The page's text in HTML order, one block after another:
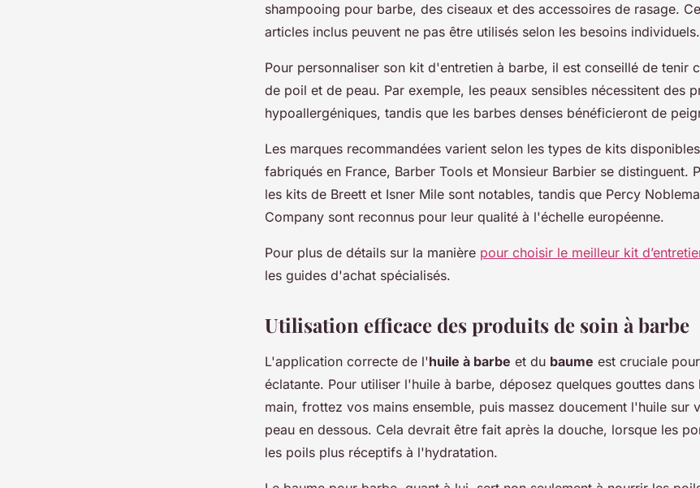
shampooing pour barbe, des ciseaux et des accessoires de rasage.
articles inclus peuvent ne pas être utilisés selon les besoins individuels.
Pour personnaliser son kit d'entretien à barbe, il est conseillé de tenir
de poil et de peau. Par exemple, les peaux sensibles nécessitent des
hypoallergéniques, tandis que les barbes denses bénéficieront de
Les marques recommandées varient selon les types de kits
fabriqués en France, Barber Tools et Monsieur Barbier se distinguent.
les kits de Breett et Isner Mile sont notables, tandis que Percy
Company sont reconnus pour leur qualité à l'échelle européenne.
Pour plus de détails sur la manière pour choisir le meilleur kit
les guides d'achat spécialisés.
Utilisation efficace des produits de soin à barbe
L'application correcte de l'huile à barbe et du baume est cruciale
éclatante. Pour utiliser l'huile à barbe, déposez quelques gouttes
main, frottez vos mains ensemble, puis massez doucement l'huile sur
peau en dessous. Cela devrait être fait après la douche, lorsque les
les poils plus réceptifs à l'hydratation.